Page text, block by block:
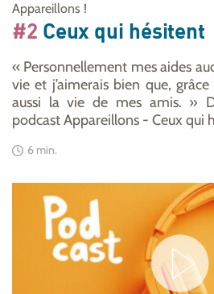
Appareillons !
#2 Ceux qui hésitent
« Personnellement mes aides
vie et j’aimerais bien que,
aussi la vie de mes amis. »
podcast Appareillons - Ceux qui
6 min.